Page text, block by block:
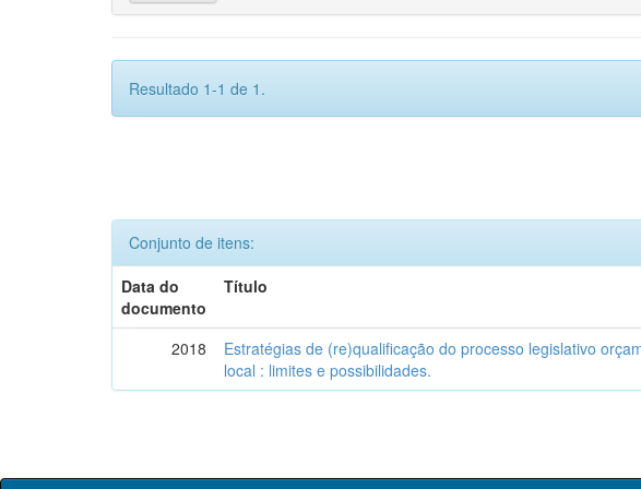
Resultado 1-1 de 1.
Conjunto de itens:
Data do
documento
Título
2018
Estratégias de (re)qualificação do processo legislativo
local : limites e possibilidades.